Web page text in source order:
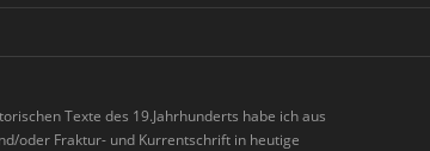
Texte des 19.Jahrhunderts habe ich aus
oder Fraktur- und Kurrentschrift in heutige